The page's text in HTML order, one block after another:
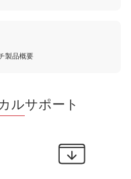
製品概要
ルサポート